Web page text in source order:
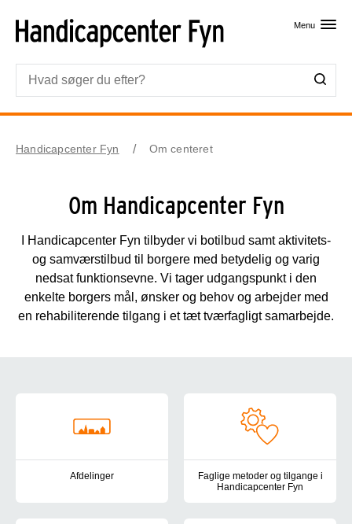
Menu
Handicapcenter Fyn Om centeret
Om Handicapcenter Fyn
I Handicapcenter Fyn tilbyder vi botilbud samt aktivitets-
og samværstilbud til borgere med betydelig og varig
nedsat funktionsevne. Vi tager udgangspunkt i den
enkelte borgers mål, ønsker og behov og arbejder med
en rehabiliterende tilgang i et tæt tværfagligt samarbejde.
Afdelinger
Her finder du en oversigt over Handicapcenter Fyns tilbud for
Faglige metoder og tilgange i
Handicapcenter Fyn